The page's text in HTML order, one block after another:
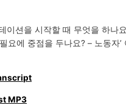
이션을 시작할 때 무엇을 하나
요에 중점을 두나요? – 노동자’
MP3